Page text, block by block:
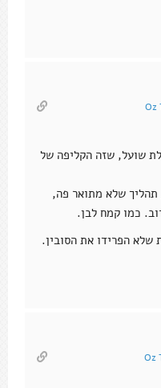
Oz
שועל, שזה הקליפה של
תהליך שלא מתואר פה,
כמו קמח לבן.
שלא הפרידו את הסובין.
Oz